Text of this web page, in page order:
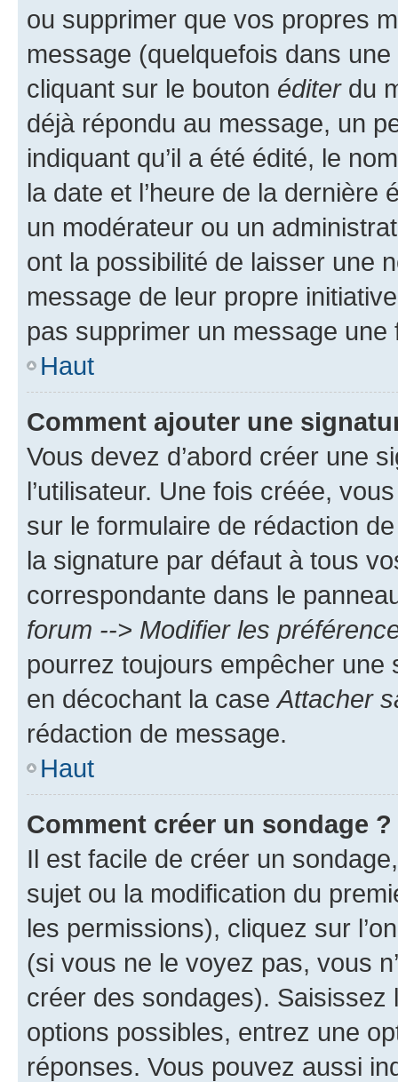
ou supprimer que vos propres
message (quelquefois dans
cliquant sur le bouton éditerdu
déjà répondu au message, un
indiquant qu’il a été édité, le
la date et l’heure de la dernière
un modérateur ou un
ont la possibilité de laisser une
message de leur propre
pas supprimer un message une
Haut
Comment ajouter une
Vous devez d’abord créer une
l’utilisateur. Une fois créée,
sur le formulaire de rédaction
la signature par défaut à tous
correspondante dans le
forum --> Modifier les
pourrez toujours empêcher une
en décochant la caseAttacher
rédaction de message.
Haut
Comment créer un sondage ?
Il est facile de créer un
sujet ou la modification du
les permissions), cliquez sur
(si vous ne le voyez pas, vous
créer des sondages).
options possibles, entrez une
réponses. Vous pouvez aussi